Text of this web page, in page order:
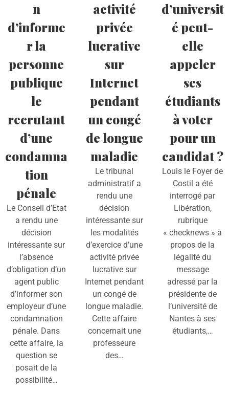
n
d’informe
r la
personne
publique
le
recrutant
d’une
condamna
tion
pénale
Le Conseil d’Etat
a rendu une
décision
intéressante sur
l’absence
d’obligation d’un
agent public
d’informer son
employeur d’une
condamnation
pénale. Dans
cette affaire, la
question se
posait de la
possibilité…
activité
privée
lucrative
sur
Internet
pendant
un congé
de longue
maladie
Le tribunal
administratif a
rendu une
décision
intéressante sur
les modalités
d’exercice d’une
activité privée
lucrative sur
Internet pendant
un congé de
longue maladie.
Cette affaire
concernait une
professeure
des…
d’universit
é peut-
elle
appeler
ses
étudiants
à voter
pour un
candidat ?
Louis le Foyer de
Costil a été
interrogé par
Libération,
rubrique
« checknews » à
propos de la
légalité du
message
adressé par la
présidente de
l’université de
Nantes à ses
étudiants,…